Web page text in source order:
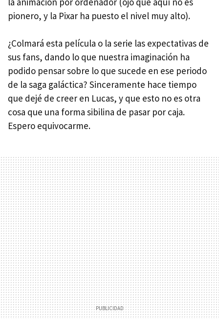
pionero, y la Pixar ha puesto el nivel muy alto).
¿Colmará esta película o la serie las expectativas de
sus fans, dando lo que nuestra imaginación ha
podido pensar sobre lo que sucede en ese periodo
de la saga galáctica? Sinceramente hace tiempo
que dejé de creer en Lucas, y que esto no es otra
cosa que una forma sibilina de pasar por caja.
Espero equivocarme.